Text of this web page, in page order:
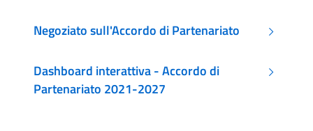
Negoziato sull'Accordo di Partenariato
Dashboard interattiva - Accordo di
Partenariato 2021-2027